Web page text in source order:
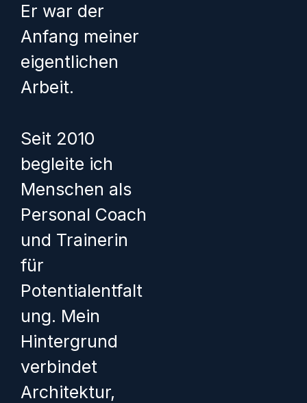
Er war der
Anfang meiner
eigentlichen
Arbeit.
Seit 2010
begleite ich
Menschen als
Personal Coach
und Trainerin
für
Potentialentfalt
ung. Mein
Hintergrund
verbindet
Architektur,